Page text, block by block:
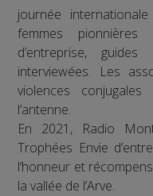
journée
femmes
d’entreprise,
interviewées. Les
violences
l’antenne.
En 2021, Radio
Trophées Envie
l’honneur et
la vallée de l’Arve.